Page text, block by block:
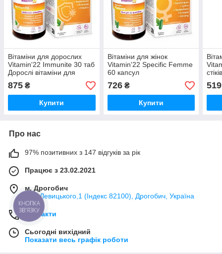
Вітаміни для дорослих
Vitamin'22 Immunite 30 таб
Дорослі вітаміни для
вітамінів
875 ₴
Купити
Вітаміни для жінок
Vitamin'22 Specific Femme
60 капсул
комплекс для жінок
726₴
Купити
сили
519
Про нас
97% позитивних з 147 відгуків за рік
Працює з 23.02.2021
м. Дрогобич
вул. Левицького,1 (Індекс 82100), Дрогобич, Україна
Контакти
Сьогодні вихідний
Показати весь графік роботи
КНОПКА
ЗВ'ЯЗКУ